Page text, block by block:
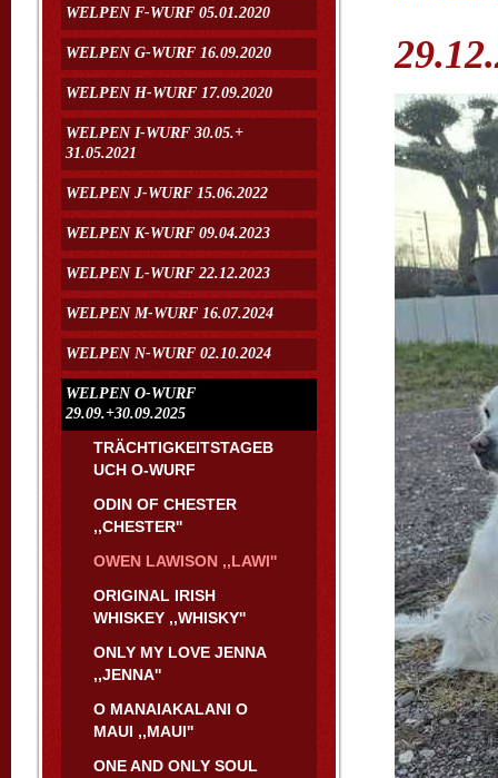
WELPEN F-WURF 05.01.2020
WELPEN G-WURF 16.09.2020
WELPEN H-WURF 17.09.2020
WELPEN I-WURF 30.05.+
31.05.2021
WELPEN J-WURF 15.06.2022
WELPEN K-WURF 09.04.2023
WELPEN L-WURF 22.12.2023
WELPEN M-WURF 16.07.2024
WELPEN N-WURF 02.10.2024
WELPEN O-WURF
29.09.+30.09.2025
TRÄCHTIGKEITSTAGEB
UCH O-WURF
ODIN OF CHESTER
,,CHESTER''
OWEN LAWISON ,,LAWI''
ORIGINAL IRISH
WHISKEY ,,WHISKY''
ONLY MY LOVE JENNA
,,JENNA''
O MANAIAKALANI O
MAUI ,,MAUI''
ONE AND ONLY SOUL